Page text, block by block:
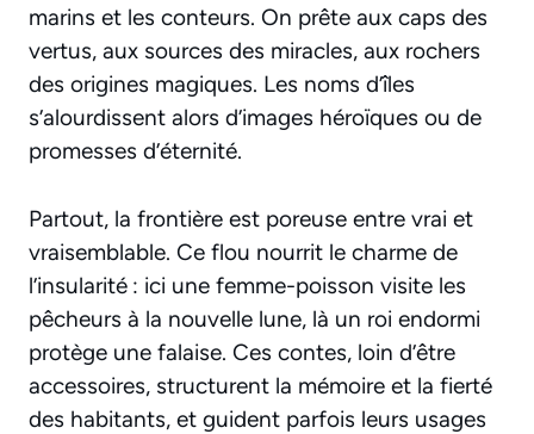
marins et les conteurs. On prête aux caps des
vertus, aux sources des miracles, aux rochers
des origines magiques. Les noms d’îles
s’alourdissent alors d’images héroïques ou de
promesses d’éternité.
Partout, la frontière est poreuse entre vrai et
vraisemblable. Ce flou nourrit le charme de
l’insularité : ici une femme-poisson visite les
pêcheurs à la nouvelle lune, là un roi endormi
protège une falaise. Ces contes, loin d’être
accessoires, structurent la mémoire et la fierté
des habitants, et guident parfois leurs usages